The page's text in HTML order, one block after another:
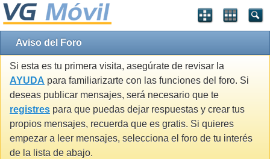
Aviso del Foro
Si esta es tu primera visita, asegúrate de revisar la
AYUDA para familiarizarte con las funciones del foro. Si
deseas publicar mensajes, será necesario que te
registres para que puedas dejar respuestas y crear tus
propios mensajes, recuerda que es gratis. Si quieres
empezar a leer mensajes, selecciona el foro de tu interés
de la lista de abajo.